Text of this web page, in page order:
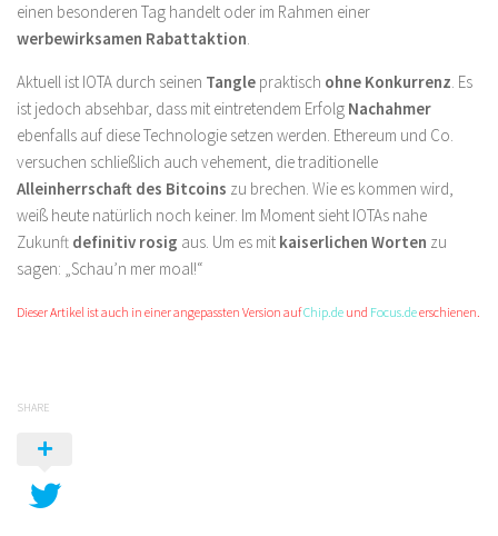
einen besonderen Tag handelt oder im Rahmen einer
werbewirksamen Rabattaktion.
Aktuell ist IOTA durch seinen Tangle praktisch ohne Konkurrenz. Es
ist jedoch absehbar, dass mit eintretendem Erfolg Nachahmer
ebenfalls auf diese Technologie setzen werden. Ethereum und Co.
versuchen schließlich auch vehement, die traditionelle
Alleinherrschaft des Bitcoins zu brechen. Wie es kommen wird,
weiß heute natürlich noch keiner. Im Moment sieht IOTAs nahe
Zukunft definitiv rosig aus. Um es mit kaiserlichen Worten zu
sagen: „Schau’n mer moal!“
Dieser Artikel ist auch in einer angepassten Version aufChip.de und Focus.deerschienen.
SHARE